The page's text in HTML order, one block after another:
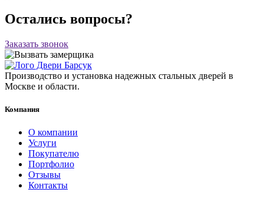
Остались вопросы?
Заказать звонок
Производство и установка надежных стальных дверей в
Москве и области.
Компания
О компании
Услуги
Покупателю
Портфолио
Отзывы
Контакты